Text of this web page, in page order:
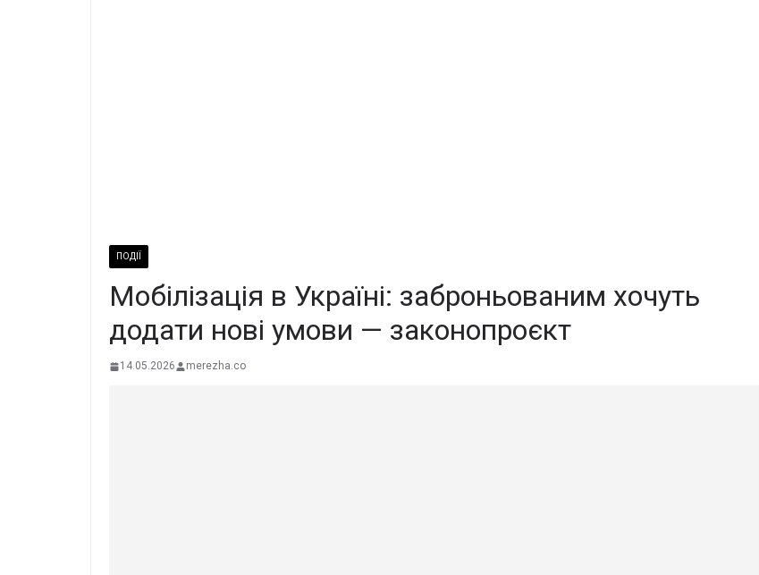
ПОДІЇ
Мобілізація в Україні: заброньованим хочуть
додати нові умови — законопроєкт
14.05.2026 merezha.co